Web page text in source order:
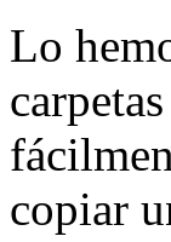
Lo
copiar